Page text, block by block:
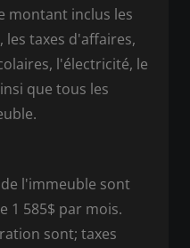
montant inclus les
taxes d'affaires,
l'électricité, le
que tous les
l'immeuble sont
1 585$ par mois.
sont; taxes